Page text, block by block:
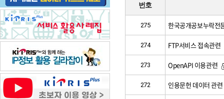
번호
275 한국공개공보누락전
274 FTP서비스 접속관련
273 OpenAPI 이용관련
272 인용문헌 데이터 관